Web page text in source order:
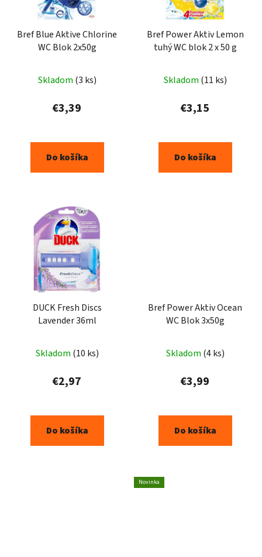
Bref Blue Aktive Chlorine
WC Blok 2x50g
Skladom (3 ks)
€3,39
Do košíka
Bref Power Aktiv Lemon
tuhý WC blok 2 x 50 g
Skladom (11 ks)
€3,15
Do košíka
DUCK Fresh Discs
Lavender 36ml
Skladom (10 ks)
€2,97
Do košíka
Bref Power Aktiv Ocean
WC Blok 3x50g
Skladom (4 ks)
€3,99
Do košíka
Novinka